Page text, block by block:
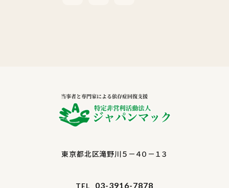
東京都北区滝野川５－４０－１３
TEL 03-3916-7878